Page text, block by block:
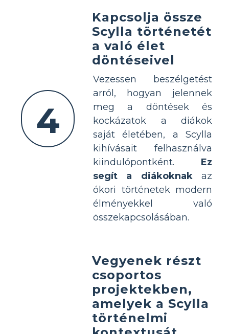
4
Kapcsolja össze
Scylla történetét
a való élet
döntéseivel
Vezessen beszélgetést
arról, hogyan jelennek
meg a döntések és
kockázatok a diákok
saját életében, a Scylla
kihívásait felhasználva
kiindulópontként. Ez
segít a diákoknakaz
ókori történetek modern
élményekkel való
összekapcsolásában.
Vegyenek részt
csoportos
projektekben,
amelyek a Scylla
történelmi